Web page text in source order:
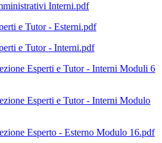
Interni.pdf
e Tutor - Esterni.pdf
e Tutor - Interni.pdf
Esperti e Tutor - Interni Moduli 6
Esperti e Tutor - Interni Modulo
Esperto - Esterno Modulo 16.pdf